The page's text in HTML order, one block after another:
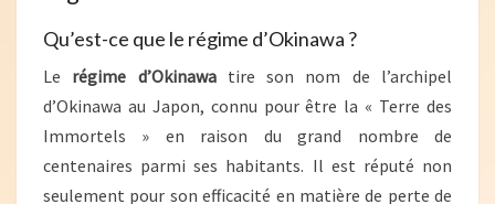
Qu’est-ce que le régime d’Okinawa ?
Le régime d’Okinawatire son nom de l’archipel
d’Okinawa au Japon, connu pour être la « Terre des
Immortels » en raison du grand nombre de
centenaires parmi ses habitants. Il est réputé non
seulement pour son efficacité en matière de perte de